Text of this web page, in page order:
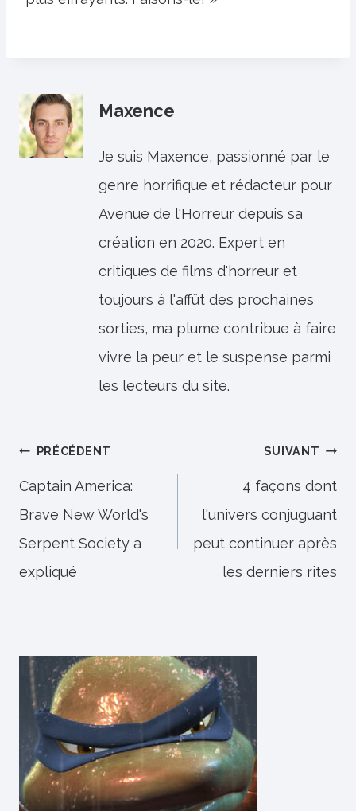
Maxence
Je suis Maxence, passionné par le
genre horrifique et rédacteur pour
Avenue de l'Horreur depuis sa
création en 2020. Expert en
critiques de films d'horreur et
toujours à l'affût des prochaines
sorties, ma plume contribue à faire
vivre la peur et le suspense parmi
les lecteurs du site.
Navigation
de
l’article
PRÉCÉDENT
Captain America:
Brave New World's
Serpent Society a
expliqué
SUIVANT
4 façons dont
l'univers conjuguant
peut continuer après
les derniers rites